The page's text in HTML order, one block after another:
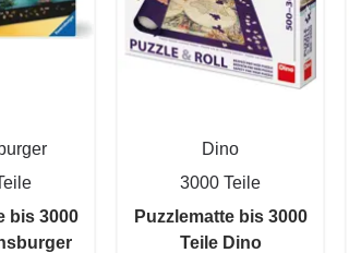
bis 3000
Dino
3000 Teile
Puzzlematte bis 3000
Teile Dino